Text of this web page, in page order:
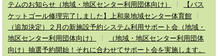
テムのお知らせ（地域・地区センター利用団体向け）
【バス
ケットゴール修理完了しました】上和泉地域センター体育館
（追加決定）２月の新施設予約システム利用サポート会（地域・
地区センター利用団体向け）
（地域・地区センター利用団体
向け）抽選予約開始！それに合わせてサポート会を実施します。